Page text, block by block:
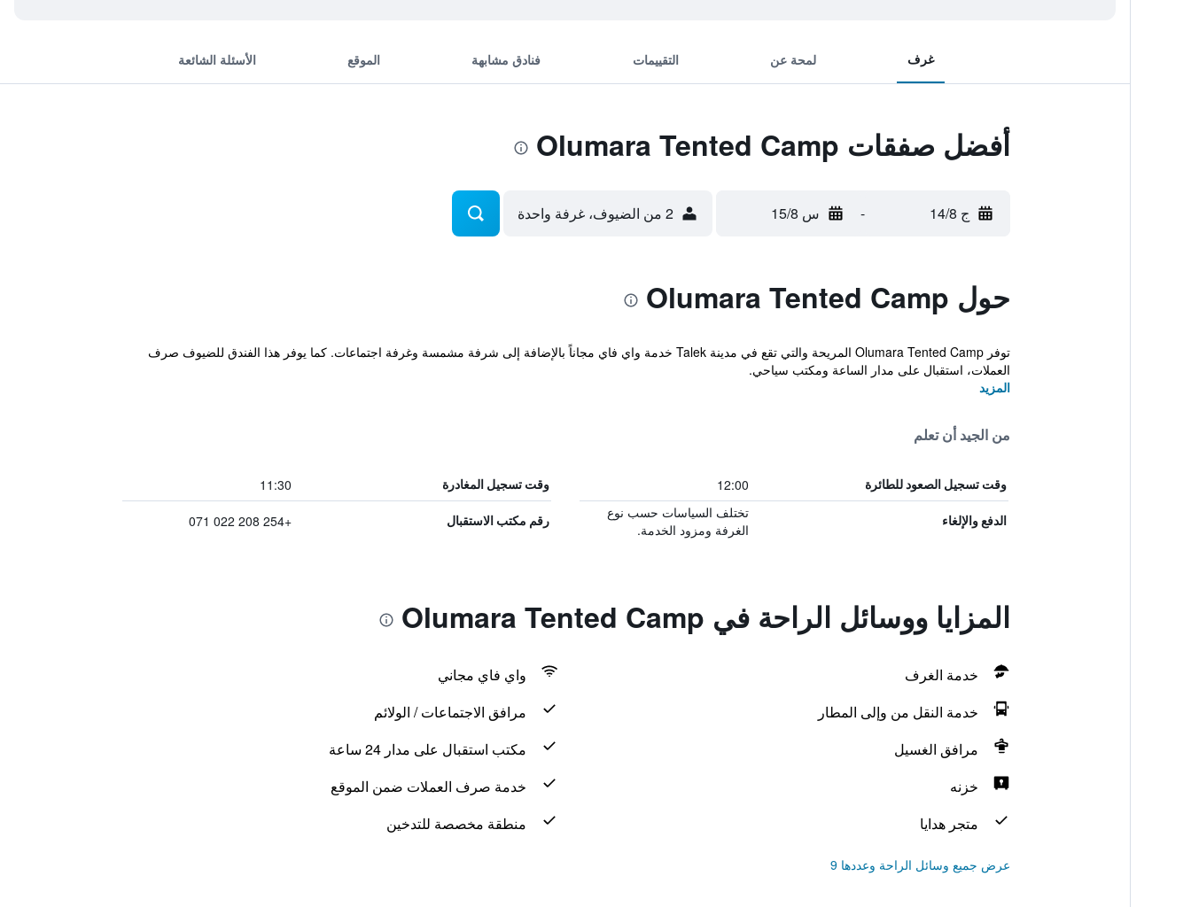
غرف لمحة عن التقييمات فنادق مشابهة الموقع الأسئلة الشائعة
أفضل صفقات Olumara Tented Camp
ج 14/8 - س 15/8 2 من الضيوف، غرفة واحدة
حول Olumara Tented Camp
توفر Olumara Tented Camp المريحة والتي تقع في مدينة Talek خدمة واي فاي مجاناً بالإضافة إلى شرفة مشمسة وغرفة اجتماعات. كما يوفر هذا الفندق للضيوف صرف
العملات، استقبال على مدار الساعة ومكتب سياحي.
المزيد
من الجيد أن تعلم
وقت تسجيل الصعود للطائرة 12:00 وقت تسجيل المغادرة 11:30
الدفع والإلغاء
تختلف السياسات حسب نوع
الغرفة ومزود الخدمة.
رقم مكتب الاستقبال +254 208 022 071
المزايا ووسائل الراحة في Olumara Tented Camp
خدمة الغرف
واي فاي مجاني
خدمة النقل من وإلى المطار
مرافق الاجتماعات / الولائم
مرافق الغسيل
مكتب استقبال على مدار 24 ساعة
خزنه
خدمة صرف العملات ضمن الموقع
متجر هدايا
منطقة مخصصة للتدخين
عرض جميع وسائل الراحة وعددها 9